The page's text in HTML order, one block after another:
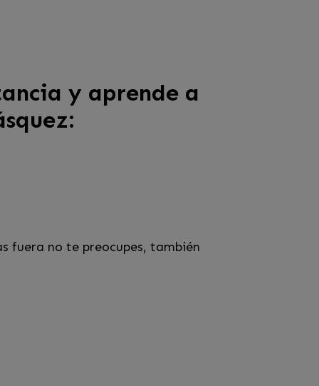
y aprende a
fuera no te preocupes, también